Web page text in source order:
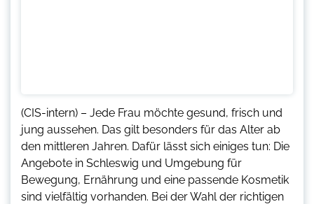
(CIS-intern) – Jede Frau möchte gesund, frisch und
jung aussehen. Das gilt besonders für das Alter ab
den mittleren Jahren. Dafür lässt sich einiges tun: Die
Angebote in Schleswig und Umgebung für
Bewegung, Ernährung und eine passende Kosmetik
sind vielfältig vorhanden. Bei der Wahl der richtigen